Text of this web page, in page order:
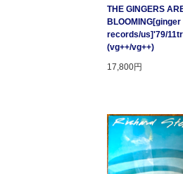
THE GINGERS
BLOOMING[ginger
records/us]'79/
(vg++/vg++)
17,800円